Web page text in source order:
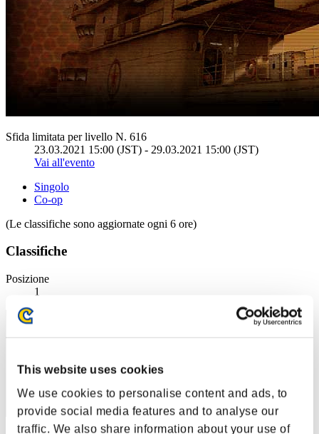
This website uses cookies
We use cookies to personalise content and ads, to
provide social media features and to analyse our
traffic. We also share information about your use of
Sfida limitata per livello N. 616
23.03.2021 15:00 (JST) - 29.03.2021 15:00 (JST)
Vai all'evento
Singolo
Co-op
(Le classifiche sono aggiornate ogni 6 ore)
Classifiche
Posizione
1